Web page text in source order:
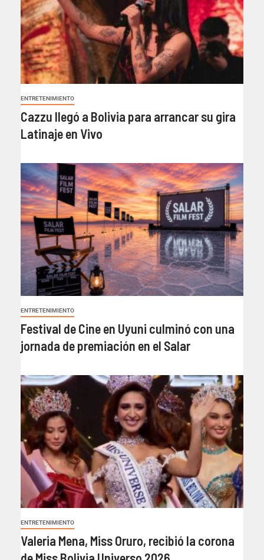
ENTRETENIMIENTO
Cazzu llegó a Bolivia para arrancar su gira
Latinaje en Vivo
ENTRETENIMIENTO
Festival de Cine en Uyuni culminó con una
jornada de premiación en el Salar
ENTRETENIMIENTO
Valeria Mena, Miss Oruro, recibió la corona